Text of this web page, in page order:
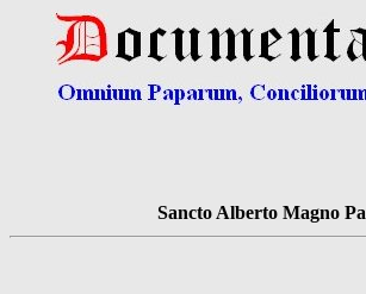
Sancto Alberto Magno